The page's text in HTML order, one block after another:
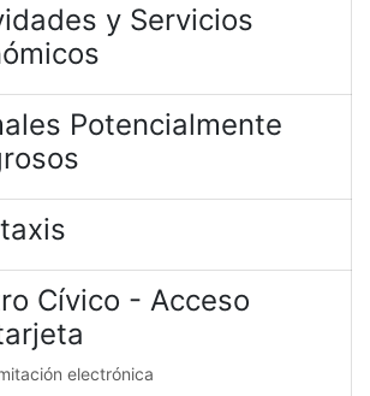
y Servicios
Potencialmente
Cívico - Acceso
electrónica